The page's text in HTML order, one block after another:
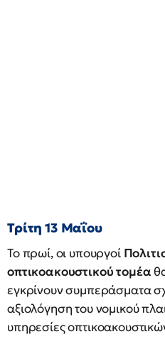
Τρίτη 13 Μαΐου
Το πρωί, οι υπουργοί
οπτικοακουστικού τομέα
εγκρίνουν συμπεράσματα
αξιολόγηση του νομικού
υπηρεσίες